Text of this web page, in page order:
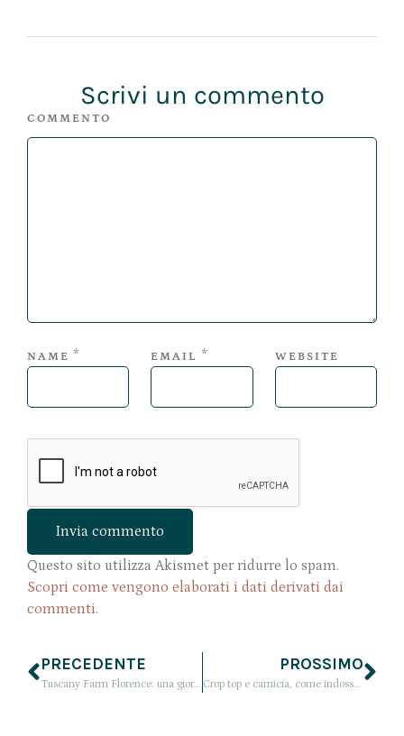
Scrivi un commento
COMMENTO
NAME * EMAIL * WEBSITE
Questo sito utilizza Akismet per ridurre lo spam.
Scopri come vengono elaborati i dati derivati dai
commenti.
PRECEDENTE
Tuscany Farm Florence: una giornata tra latte e bellezza
PROSSIMO
Crop top e camicia, come indossarli insieme